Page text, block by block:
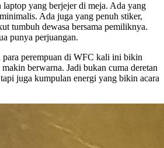
laptop yang berjejer di meja. Ada yang
Ada juga yang penuh stiker,
tumbuh dewasa bersama pemiliknya.
punya perjuangan.
para perempuan di WFC kali ini bikin
berwarna. Jadi bukan cuma deretan
juga kumpulan energi yang bikin acara